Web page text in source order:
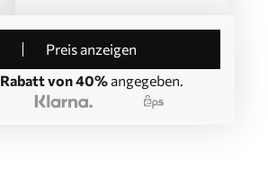
Preis anzeigen
Rabatt von 40% angegeben.